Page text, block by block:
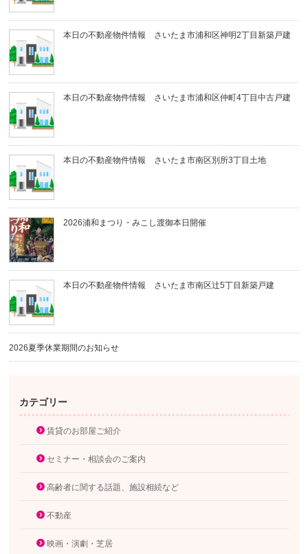
本日の不動産物件情報 さいたま市浦和区神明2丁目新築戸建
本日の不動産物件情報 さいたま市浦和区仲町4丁目中古戸建
本日の不動産物件情報 さいたま市南区別所3丁目土地
2026浦和まつり・みこし渡御本日開催
本日の不動産物件情報 さいたま市南区辻5丁目新築戸建
2026夏季休業期間のお知らせ
カテゴリー
賃貸のお部屋ご紹介
セミナー・相談会のご案内
高齢者に関する話題、施設相続など
不動産
映画・演劇・芝居